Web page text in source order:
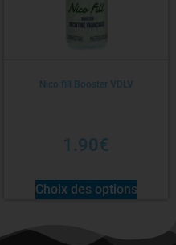
Nico fill Booster VDLV
1.90€
Choix des options